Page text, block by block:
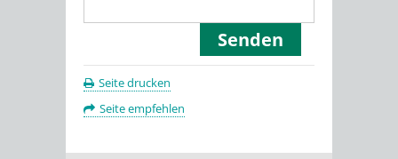
Seite drucken
Seite empfehlen